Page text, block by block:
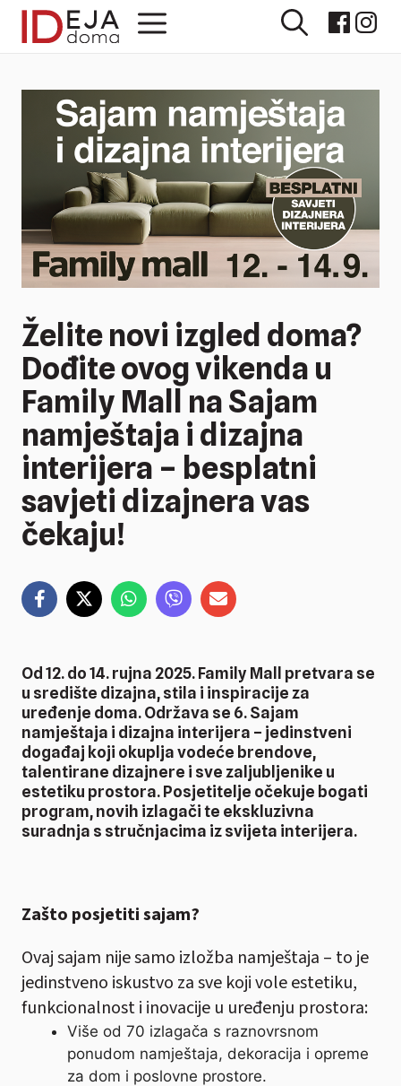
Preskoči
Želite novi izgled doma?
Dođite ovog vikenda u
Family Mall na Sajam
namještaja i dizajna
interijera – besplatni
savjeti dizajnera vas
čekaju!
Od 12. do 14. rujna 2025. Family Mall pretvara se
u središte dizajna, stila i inspiracije za
uređenje doma. Održava se 6. Sajam
namještaja i dizajna interijera – jedinstveni
događaj koji okuplja vodeće brendove,
talentirane dizajnere i sve zaljubljenike u
estetiku prostora. Posjetitelje očekuje bogati
program, novih izlagači te ekskluzivna
suradnja s stručnjacima iz svijeta interijera.
Zašto posjetiti sajam?
Ovaj sajam nije samo izložba namještaja – to je
jedinstveno iskustvo za sve koji vole estetiku,
funkcionalnost i inovacije u uređenju prostora:
Više od 70 izlagača s raznovrsnom
ponudom namještaja, dekoracija i opreme
za dom i poslovne prostore.